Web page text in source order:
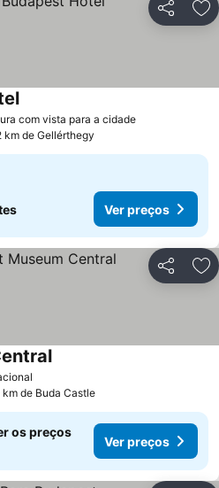
Partilhar
com vista para a cidade
km de Gellérthegy
Ver preços
Partilhar
km de Buda Castle
os preços
Ver preços